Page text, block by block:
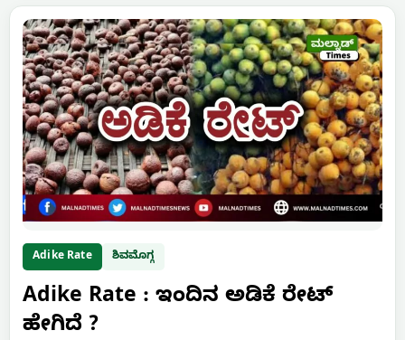
Adike Rate ಶಿವಮೊಗ್ಗ
Adike Rate : ಇಂದಿನ ಅಡಿಕೆ ರೇಟ್
ಹೇಗಿದೆ ?